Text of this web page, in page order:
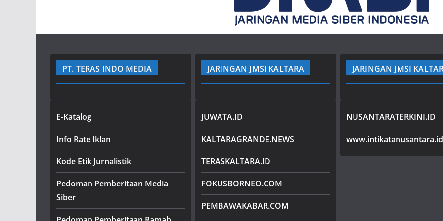
PT. TERAS INDO MEDIA
E-Katalog
Info Rate Iklan
Kode Etik Jurnalistik
Pedoman Pemberitaan Media
Siber
JARINGAN JMSI KALTARA
JUWATA.ID
KALTARAGRANDE.NEWS
TERASKALTARA.ID
FOKUSBORNEO.COM
PEMBAWAKABAR.COM
JARINGAN JMSI
NUSANTARATERKINI.ID
www.intikatanusantara.id